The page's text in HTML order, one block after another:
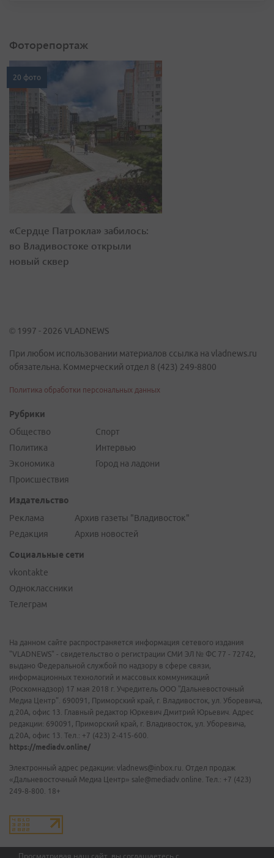
Просматривая наш сайт, вы соглашаетесь с
Фоторепортаж
20 фото
«Сердце Патрокла» забилось:
во Владивостоке открыли
новый сквер
© 1997 - 2026 VLADNEWS
При любом использовании материалов ссылка на vladnews.ru
обязательна. Коммерческий отдел 8 (423) 249-8800
Политика обработки персональных данных
Рубрики
Общество
Политика
Экономика
Происшествия
Спорт
Интервью
Город на ладони
Издательство
Реклама
Редакция
Архив газеты "Владивосток"
Архив новостей
Социальные сети
vkontakte
Одноклассники
Телеграм
На данном сайте распространяется информация сетевого издания
"VLADNEWS" - свидетельство о регистрации СМИ ЭЛ № ФС 77 - 72742,
выдано Федеральной службой по надзору в сфере связи,
информационных технологий и массовых коммуникаций
(Роскомнадзор) 17 мая 2018 г. Учредитель ООО "Дальневосточный
Медиа Центр". 690091, Приморский край, г. Владивосток, ул. Уборевича,
д.20А, офис 13. Главный редактор Юркевич Дмитрий Юрьевич. Адрес
редакции: 690091, Приморский край, г. Владивосток, ул. Уборевича,
д.20А, офис 13. Тел.: +7 (423) 2-415-600.
https://mediadv.online/
Электронный адрес редакции: vladnews@inbox.ru. Отдел продаж
«Дальневосточный Медиа Центр» sale@mediadv.online. Тел.: +7 (423)
249-8-800. 18+